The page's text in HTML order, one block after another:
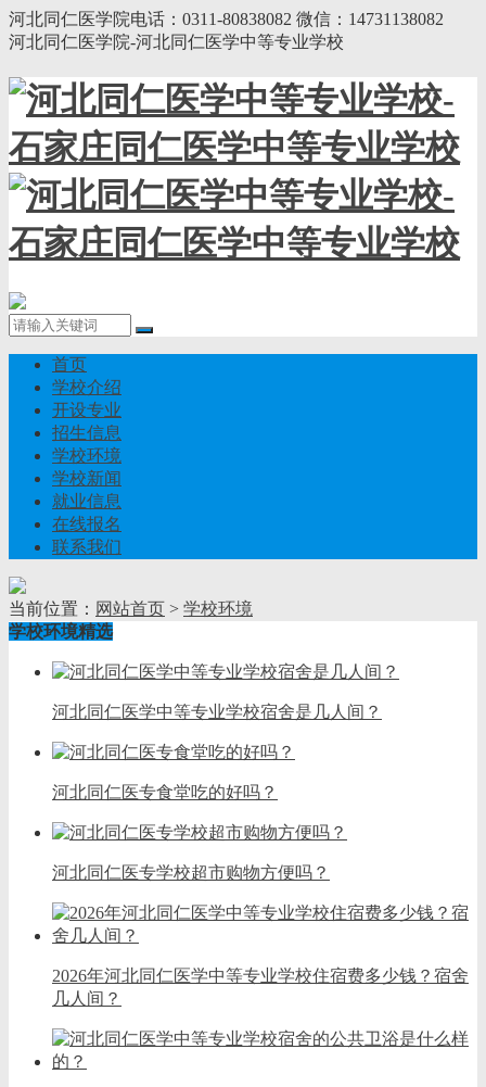
河北同仁医学院电话：0311-80838082 微信：14731138082
河北同仁医学院-河北同仁医学中等专业学校
首页
学校介绍
开设专业
招生信息
学校环境
学校新闻
就业信息
在线报名
联系我们
当前位置： 网站首页 > 学校环境
学校环境精选
河北同仁医学中等专业学校宿舍是几人间？
河北同仁医专食堂吃的好吗？
河北同仁医专学校超市购物方便吗？
2026年河北同仁医学中等专业学校住宿费多少钱？宿舍
几人间？